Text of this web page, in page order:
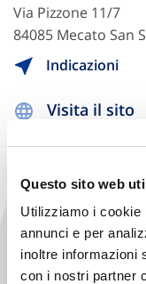
Questo sito web
Utilizziamo i cookie
annunci e per
inoltre informazioni
con i nostri partner
Via Pizzone 11/7
84085 Mecato San
Indicazioni
Visita il sito
Genyio
S.r.l.